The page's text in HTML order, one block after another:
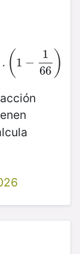
( 1 −
1
66 )
1 66 )